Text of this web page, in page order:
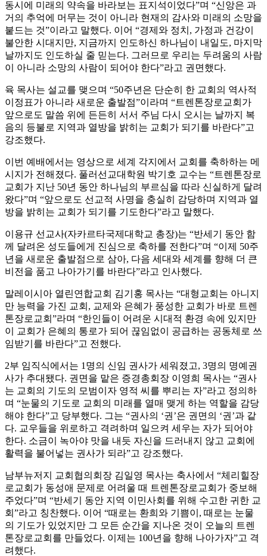
동시에 미래의 약속을 바라보는 표지석이었다”며 “신앙은 과
거의 추억에 머무는 것이 아니라 현재의 감사와 미래의 소망을
붙드는 것”이라고 말했다. 이어 “경제와 정치, 가정과 건강이
불안한 시대지만, 지금까지 인도하신 하나님이 내일도, 마지막
날까지도 인도하실 줄 믿는다. 그러므로 우리는 두려움의 사람
이 아니라 소망의 사람이 되어야 한다”라고 권면했다.
육 목사는 설교를 맺으며 “50주년은 단순히 한 교회의 역사적
이정표가 아니라 새로운 출발점”이라며 “트렌톤장로교회가
앞으로도 말씀 위에 든든히 서서 주님 다시 오시는 날까지 복
음의 등불로 지역과 열방을 밝히는 교회가 되기를 바란다”고
강조했다.
이번 예배에서는 영상으로 세계 각지에서 교회를 축하하는 메
시지가 전해졌다. 풀러선교대학원 박기호 교수는 “트렌톤장로
교회가 지난 50년 동안 하나님의 부르심을 따라 신실하게 달려
왔다”며 “앞으로도 선교적 사명을 충실히 감당하며 지역과 열
방을 밝히는 교회가 되기를 기도한다”라고 말했다.
이용규 선교사(자카르타국제대학교 총장)는 “반세기 동안 함
께 달려온 성도들에게 진심으로 축하를 전한다”며 “이제 50주
년을 새로운 출발점으로 삼아, 다음 세대와 세계를 향해 더 큰
비전을 품고 나아가기를 바란다”라고 인사했다.
말레이시아 열린연합교회 김기홍 목사는 “대형교회는 아니지
만 능력을 가진 교회, 교제와 은혜가 풍성한 교회가 바로 트렌
톤장로교회”라며 “한인들이 어려운 시대적 환경 속에 있지만
이 교회가 은혜의 통로가 되어 끊임없이 공급하는 공동체로 쓰
임받기를 바란다”고 전했다.
2부 임직식에서는 1명의 신임 권사가 세워졌고, 3명의 명예권
사가 추대됐다. 권면을 맡은 증경총회장 이영희 목사는 “권사
는 교회의 기도의 모범이자 영적 씨를 뿌리는 자”라고 정의하
며 “눈물의 기도로 교회의 미래를 열매 맺게 하는 역할을 감당
해야 한다”고 당부했다. 그는 “권사의 ‘권’은 권면의 ‘권’과 같
다. 교우들을 위로하고 격려하며 일으켜 세우는 자가 되어야
한다. 소금이 녹아야 맛을 내듯 자신을 드러내지 않고 교회에
활력을 불어넣는 권사가 되라”고 강조했다.
남부뉴저지 교회협의회장 김일영 목사는 축사에서 “체리힐장
로교회가 동성애 문제로 어려울 때 트렌톤장로교회가 중보해
주었다”며 “반세기 동안 지역 이민사회를 위해 수고한 귀한 교
회”라고 칭찬했다. 이어 “때로는 환희와 기쁨이, 때로는 눈물
의 기도가 있었지만 그 모든 순간을 지나온 것이 오늘의 트렌
톤장로교회를 만들었다. 이제는 100년을 향해 나아가자”고 격
려했다.